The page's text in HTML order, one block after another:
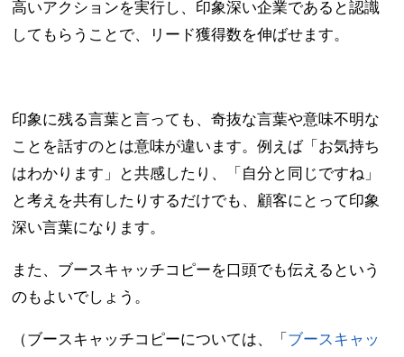
高いアクションを実行し、印象深い企業であると認識
してもらうことで、リード獲得数を伸ばせます。
印象に残る言葉と言っても、奇抜な言葉や意味不明な
ことを話すのとは意味が違います。例えば「お気持ち
はわかります」と共感したり、「自分と同じですね」
と考えを共有したりするだけでも、顧客にとって印象
深い言葉になります。
また、ブースキャッチコピーを口頭でも伝えるという
のもよいでしょう。
（ブースキャッチコピーについては、「 ブースキャッ